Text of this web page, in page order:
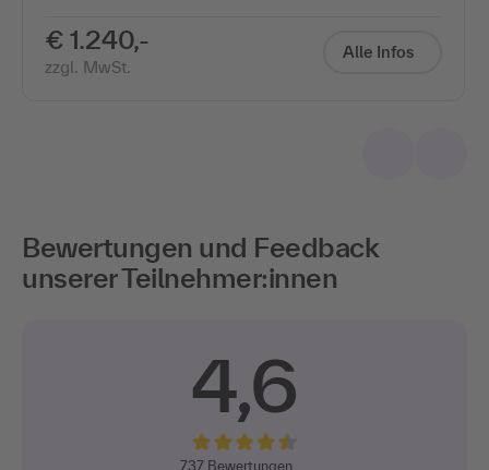
€ 1.240,-
zzgl. MwSt.
Alle Infos
Bewertungen und Feedback
unserer Teilnehmer:innen
4,6
737 Bewertungen